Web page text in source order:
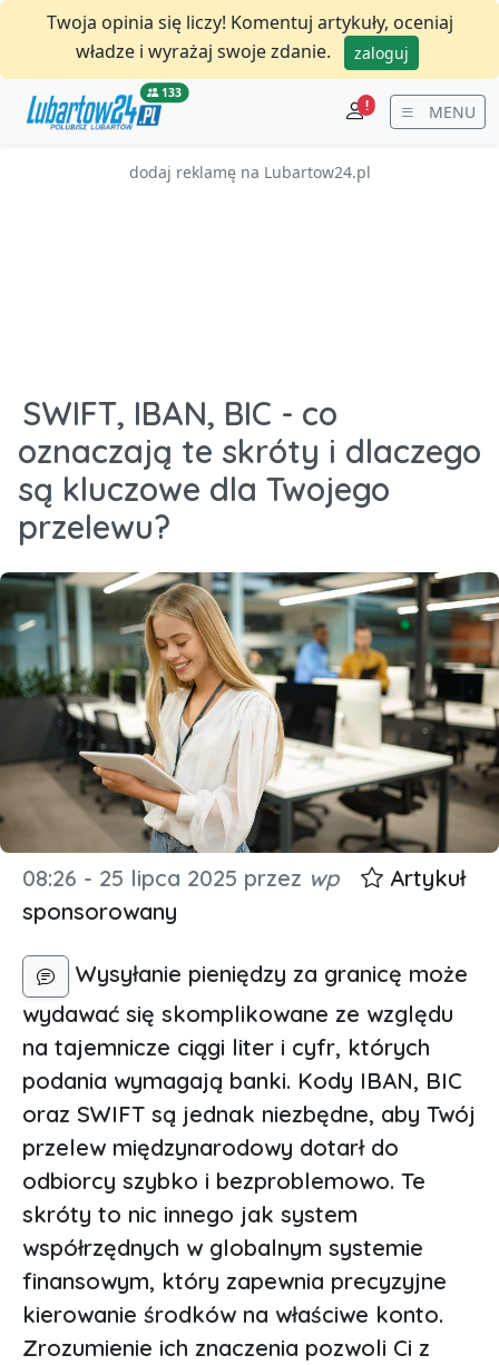
Twoja opinia się liczy! Komentuj artykuły, oceniaj
władze i wyrażaj swoje zdanie.
zaloguj
133
! MENU
dodaj reklamę na Lubartow24.pl
SWIFT, IBAN, BIC - co
oznaczają te skróty i dlaczego
są kluczowe dla Twojego
przelewu?
08:26 - 25 lipca 2025 przez wp
Artykuł
sponsorowany
Wysyłanie pieniędzy za granicę może
wydawać się skomplikowane ze względu
na tajemnicze ciągi liter i cyfr, których
podania wymagają banki. Kody IBAN, BIC
oraz SWIFT są jednak niezbędne, aby Twój
przelew międzynarodowy dotarł do
odbiorcy szybko i bezproblemowo. Te
skróty to nic innego jak system
współrzędnych w globalnym systemie
finansowym, który zapewnia precyzyjne
kierowanie środków na właściwe konto.
Zrozumienie ich znaczenia pozwoli Ci z